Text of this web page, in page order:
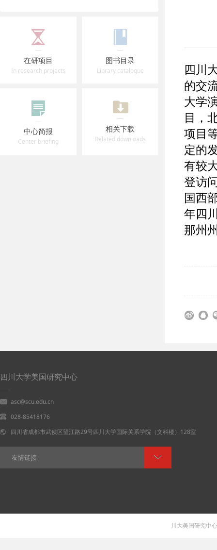
在研项目
In research projects
图书目录
Library catalogue
中心简报
Center briefing
相关下载
Related downloads
四川
的交
大学
目，
项目
定的
有较
登访
国西
年四
那州
四川大学美国研究中心
asc@scu.edu.cn
028-85418176
四川省成都市武侯区望江路29号四川大学国际关系学院（文科楼）128室
友情链接
川大美国研究中